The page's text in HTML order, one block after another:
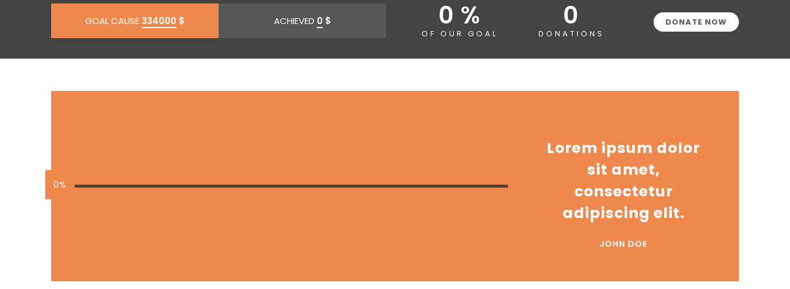
GOAL CAUSE 334000 $ ACHIEVED 0 $ 0 %
OF OUR GOAL
0
DONATIONS
DONATE NOW
0%
Lorem ipsum dolor
sit amet,
consectetur
adipiscing elit.
JOHN DOE